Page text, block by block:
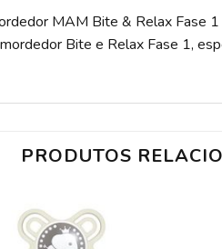
MAM Bite & Relax Fase 1
Bite e Relax Fase 1,
PRODUTOS